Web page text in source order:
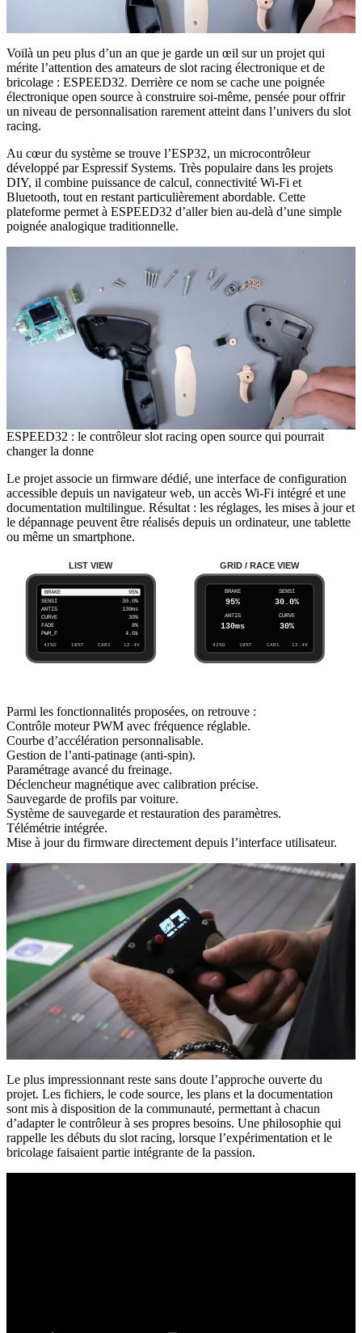
Voilà un peu plus d’un an que je garde un œil sur un projet qui
mérite l’attention des amateurs de slot racing électronique et de
bricolage : ESPEED32. Derrière ce nom se cache une poignée
électronique open source à construire soi-même, pensée pour offrir
un niveau de personnalisation rarement atteint dans l’univers du slot
racing.
Au cœur du système se trouve l’ESP32, un microcontrôleur
développé par Espressif Systems. Très populaire dans les projets
DIY, il combine puissance de calcul, connectivité Wi-Fi et
Bluetooth, tout en restant particulièrement abordable. Cette
plateforme permet à ESPEED32 d’aller bien au-delà d’une simple
poignée analogique traditionnelle.
ESPEED32 : le contrôleur slot racing open source qui pourrait
changer la donne
Le projet associe un firmware dédié, une interface de configuration
accessible depuis un navigateur web, un accès Wi-Fi intégré et une
documentation multilingue. Résultat : les réglages, les mises à jour et
le dépannage peuvent être réalisés depuis un ordinateur, une tablette
ou même un smartphone.
Parmi les fonctionnalités proposées, on retrouve :
Contrôle moteur PWM avec fréquence réglable.
Courbe d’accélération personnalisable.
Gestion de l’anti-patinage (anti-spin).
Paramétrage avancé du freinage.
Déclencheur magnétique avec calibration précise.
Sauvegarde de profils par voiture.
Système de sauvegarde et restauration des paramètres.
Télémétrie intégrée.
Mise à jour du firmware directement depuis l’interface utilisateur.
Le plus impressionnant reste sans doute l’approche ouverte du
projet. Les fichiers, le code source, les plans et la documentation
sont mis à disposition de la communauté, permettant à chacun
d’adapter le contrôleur à ses propres besoins. Une philosophie qui
rappelle les débuts du slot racing, lorsque l’expérimentation et le
bricolage faisaient partie intégrante de la passion.